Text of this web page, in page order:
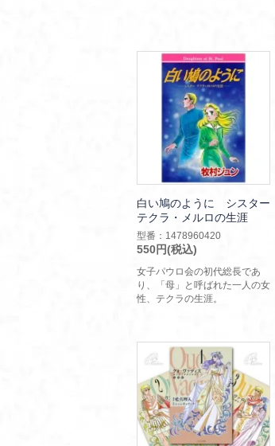
白い鳩のように シスター
テクラ・メルロの生涯
型番：1478960420
550円(税込)
女子パウロ会の初代総長であ
り、「母」と呼ばれた一人の女
性、テクラの生涯。